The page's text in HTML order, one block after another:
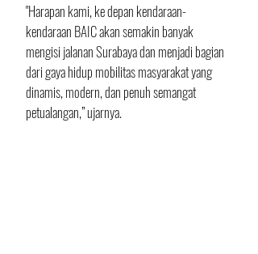
"Harapan kami, ke depan kendaraan-
kendaraan BAIC akan semakin banyak
mengisi jalanan Surabaya dan menjadi bagian
dari gaya hidup mobilitas masyarakat yang
dinamis, modern, dan penuh semangat
petualangan,” ujarnya.